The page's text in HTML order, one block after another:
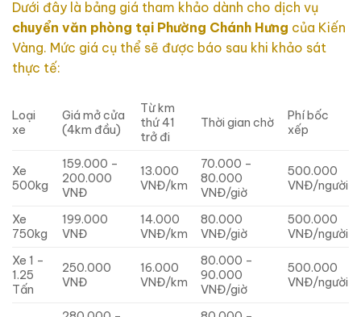
Dưới đây là bảng giá tham khảo dành cho dịch vụ
chuyển văn phòng tại Phường Chánh Hưng của Kiến
Vàng. Mức giá cụ thể sẽ được báo sau khi khảo sát
thực tế:
Loại
xe
Giá mở cửa
(4km đầu)
Từ km
thứ 41
trở đi
Thời gian chờ
Phí bốc
xếp
Xe
500kg
159.000 –
200.000
VNĐ
13.000
VNĐ/km
70.000 –
80.000
VNĐ/giờ
500.000
VNĐ/người
Xe
750kg
199.000
VNĐ
14.000
VNĐ/km
80.000
VNĐ/giờ
500.000
VNĐ/người
Xe 1 –
1.25
Tấn
250.000
VNĐ
16.000
VNĐ/km
80.000 –
90.000
VNĐ/giờ
500.000
VNĐ/người